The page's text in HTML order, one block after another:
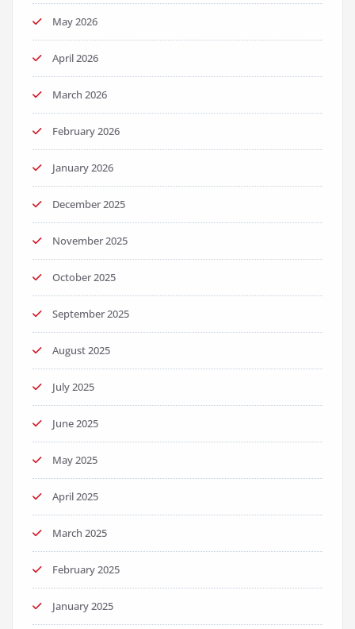
May 2026
April 2026
March 2026
February 2026
January 2026
December 2025
November 2025
October 2025
September 2025
August 2025
July 2025
June 2025
May 2025
April 2025
March 2025
February 2025
January 2025